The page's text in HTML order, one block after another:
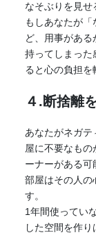
なそぶりを見せ
もしあなたが
ど、用事があ
持ってしまった
ると心の負担を
４.断捨離
あなたがネガ
屋に不要なもの
ーナーがある可
部屋はその人の
す。
1年間使ってい
した空間を作り